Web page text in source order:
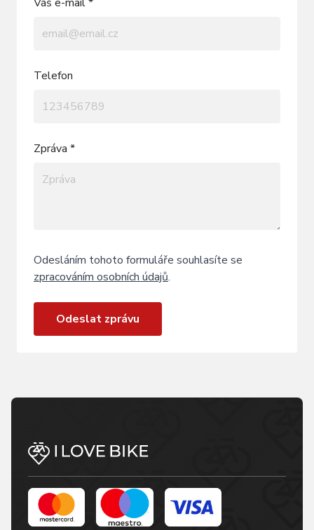
Telefon
Zpráva *
Odesláním tohoto formuláře souhlasíte se
zpracováním osobních údajů.
Odeslat zprávu